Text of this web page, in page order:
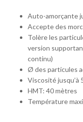
Auto-amorçante
Accepte des
Tolère les
version
continu)
Ø des particules
Viscosité jusqu’à
HMT: 40 mètres
Température